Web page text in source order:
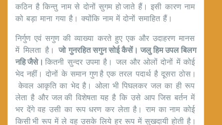
कठिन है किन्तु नाम से दोनों सुगम हो जाते हैं। इसी कारण नाम
को बड़ा माना गया है। क्योंकि नाम में दोनों समाहित हैं।
निर्गुण एवं सगुण की व्याख्या करते हुए एक और उदाहरण मानस
में मिलता है।जो गुनरहित सगुन सोई कैसें। जलु हिम उपल बिलग
नहि जैसे।कितनी सुन्दर उपमा है। जल और ओलों दोनों में कोई
भेद नहीं। दोनों के समान गुण है एक तरल पदार्थ है दूसरा ठोस।
केवल आकृति का भेद है। ओला भी पिघलकर जल का ही रूप
लेता है और जल की विशेषता यह है कि उसे आप जिस बर्तन में
भर देंगे वह उसी का रूप धरण कर लेता है। राम का नाम कोई
किसी भी रूप में ले वह उसके लिये हर रूप में सुखदायी होती है।